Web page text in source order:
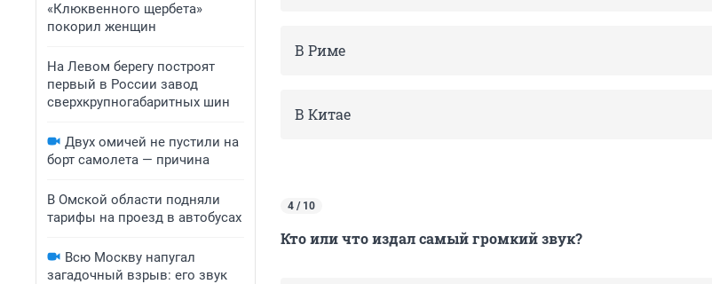
«Клюквенного щербета»
покорил женщин
На Левом берегу построят
первый в России завод
сверхкрупногабаритных шин
Двух омичей не пустили на
борт самолета — причина
В Омской области подняли
тарифы на проезд в автобусах
Всю Москву напугал
загадочный взрыв: его звук
В Риме
В Китае
4 / 10
Кто или что издал самый громкий звук?